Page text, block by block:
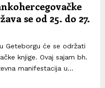
se od 25. do 27.
Geteborgu će se održati
knjige. Ovaj sajam bh.
manifestacija u...